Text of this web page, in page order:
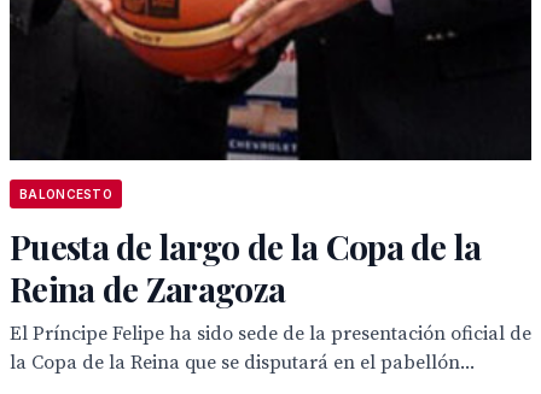
BALONCESTO
Puesta de largo de la Copa de la
Reina de Zaragoza
El Príncipe Felipe ha sido sede de la presentación oficial de
la Copa de la Reina que se disputará en el pabellón...